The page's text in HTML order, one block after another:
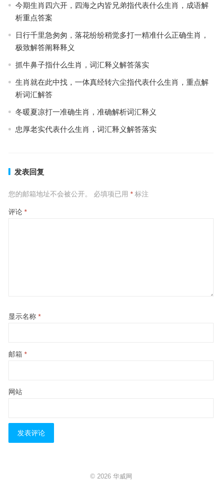
今期生肖四六开，四海之内皆兄弟指代表什么生肖，成语解
析重点答案
日行千里急匆匆，落花纷纷稍觉多打一精准什么正确生肖，
极致解答阐释释义
抓牛鼻子指什么生肖，词汇释义解答落实
生肖就在此中找，一体真经转六尘指代表什么生肖，重点解
析词汇解答
冬暖夏凉打一准确生肖，准确解析词汇释义
忠厚老实代表什么生肖，词汇释义解答落实
发表回复
您的邮箱地址不会被公开。 必填项已用 *标注
评论 *
显示名称 *
邮箱 *
网站
© 2026 华威网